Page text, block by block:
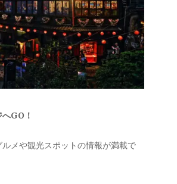
GO！
メや観光スポットの情報が満載で